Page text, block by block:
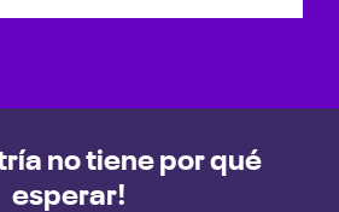
no tiene por qué
esperar!